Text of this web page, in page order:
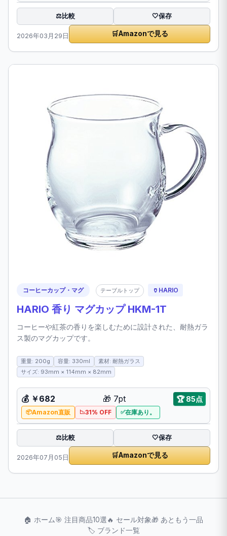
⚖️比較 🤍保存
2026年03月29日 🛒Amazonで見る
コーヒーカップ・マグ テーブルトップ 🏺 HARIO
HARIO 香り マグカップ HKM-1T
コーヒーや紅茶の香りを楽しむために設計された、耐熱ガラ
ス製のマグカップです。
重量: 200g 容量: 330ml
素材: 耐熱ガラス
サイズ: 93mm × 114mm × 82mm
💰 ￥682 🎁 7pt 🏆85点
Amazon直販 31% OFF 在庫あり。
⚖️比較 🤍保存
2026年07月05日 🛒Amazonで見る
🏠 ホーム🎯 注目商品10選🔥 セール対象🎁 あともう一品
🏷️ ブランド一覧